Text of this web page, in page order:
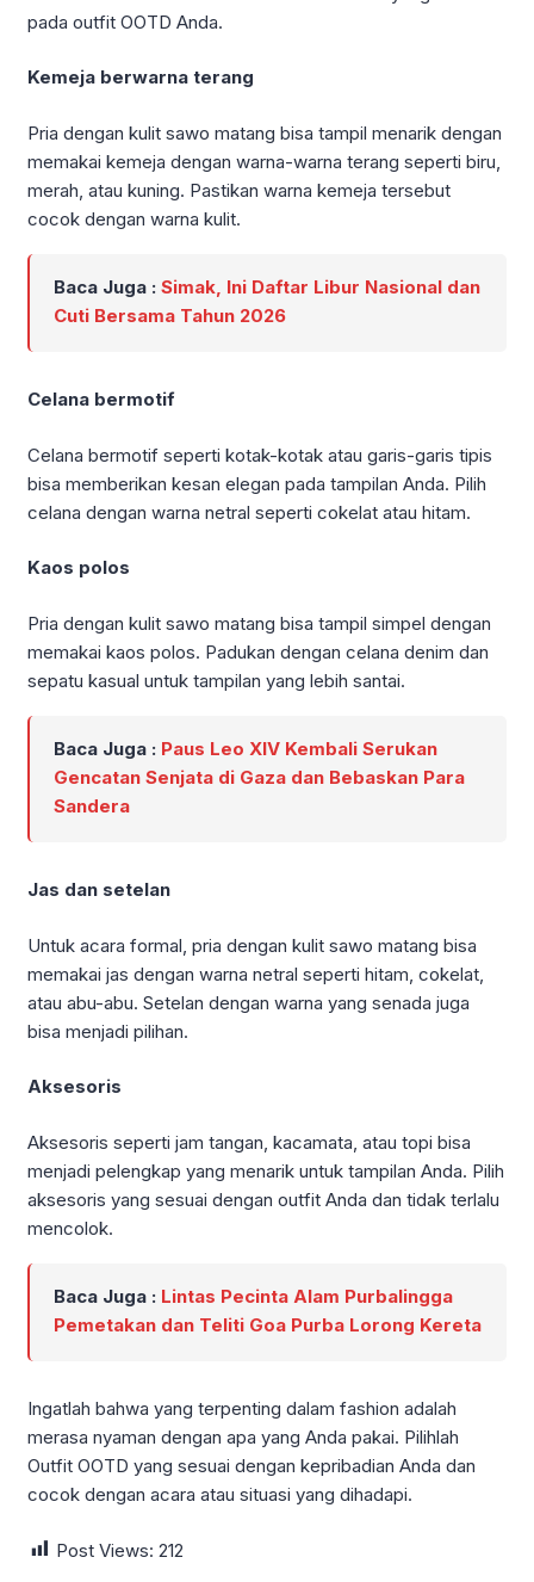
pada outfit OOTD Anda.
Kemeja berwarna terang
Pria dengan kulit sawo matang bisa tampil menarik dengan
memakai kemeja dengan warna-warna terang seperti biru,
merah, atau kuning. Pastikan warna kemeja tersebut
cocok dengan warna kulit.
Baca Juga : Simak, Ini Daftar Libur Nasional dan
Cuti Bersama Tahun 2026
Celana bermotif
Celana bermotif seperti kotak-kotak atau garis-garis tipis
bisa memberikan kesan elegan pada tampilan Anda. Pilih
celana dengan warna netral seperti cokelat atau hitam.
Kaos polos
Pria dengan kulit sawo matang bisa tampil simpel dengan
memakai kaos polos. Padukan dengan celana denim dan
sepatu kasual untuk tampilan yang lebih santai.
Baca Juga : Paus Leo XIV Kembali Serukan
Gencatan Senjata di Gaza dan Bebaskan Para
Sandera
Jas dan setelan
Untuk acara formal, pria dengan kulit sawo matang bisa
memakai jas dengan warna netral seperti hitam, cokelat,
atau abu-abu. Setelan dengan warna yang senada juga
bisa menjadi pilihan.
Aksesoris
Aksesoris seperti jam tangan, kacamata, atau topi bisa
menjadi pelengkap yang menarik untuk tampilan Anda. Pilih
aksesoris yang sesuai dengan outfit Anda dan tidak terlalu
mencolok.
Baca Juga : Lintas Pecinta Alam Purbalingga
Pemetakan dan Teliti Goa Purba Lorong Kereta
Ingatlah bahwa yang terpenting dalam fashion adalah
merasa nyaman dengan apa yang Anda pakai. Pilihlah
Outfit OOTD yang sesuai dengan kepribadian Anda dan
cocok dengan acara atau situasi yang dihadapi.
Post Views: 212